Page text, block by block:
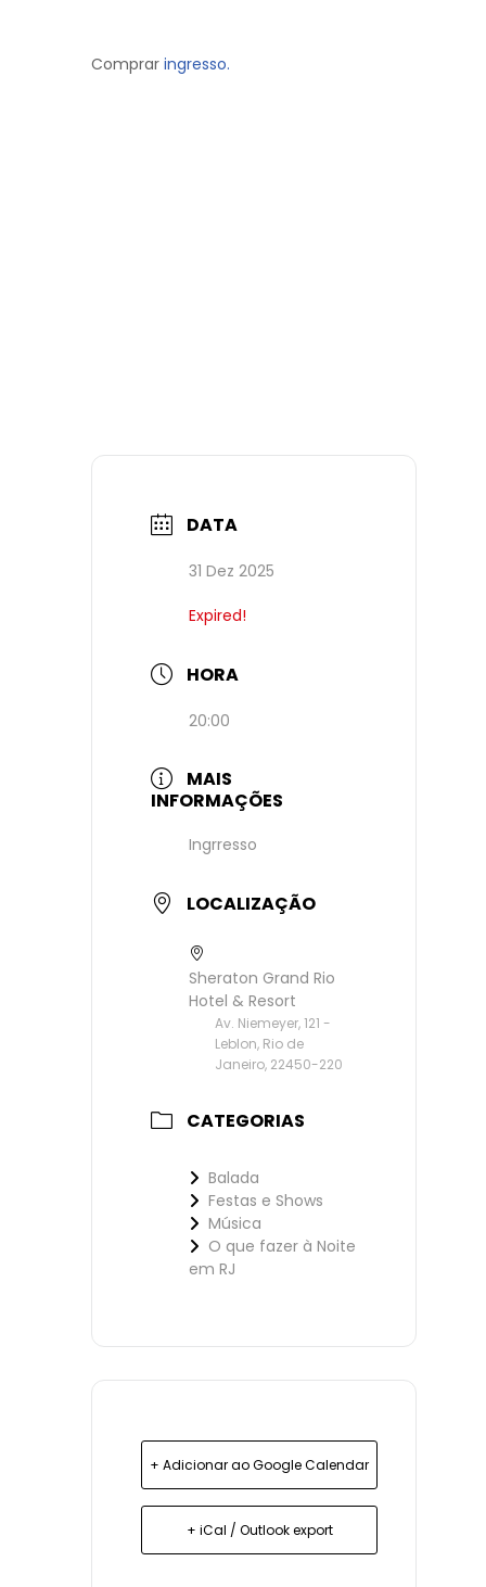
Comprar ingresso.
DATA
31 Dez 2025
Expired!
HORA
20:00
MAIS
INFORMAÇÕES
Ingrresso
LOCALIZAÇÃO
Sheraton Grand Rio
Hotel & Resort
Av. Niemeyer, 121 -
Leblon, Rio de
Janeiro, 22450-220
CATEGORIAS
Balada
Festas e Shows
Música
O que fazer à Noite
em RJ
+ Adicionar ao Google Calendar
+ iCal / Outlook export